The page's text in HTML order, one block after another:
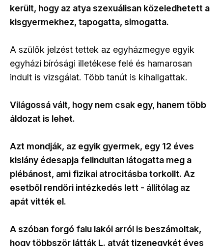
került, hogy az atya szexuálisan közeledhetett a
kisgyermekhez, tapogatta, simogatta.
A szülők jelzést tettek az egyházmegye egyik
egyházi bírósági illetékese felé és hamarosan
indult is vizsgálat. Több tanút is kihallgattak.
Világossá vált, hogy nem csak egy, hanem több
áldozat is lehet.
Azt mondják, az egyik gyermek, egy 12 éves
kislány édesapja felindultan látogatta meg a
plébánost, ami fizikai atrocitásba torkollt. Az
esetből rendőri intézkedés lett - állítólag az
apát vitték el.
A szóban forgó falu lakói arról is beszámoltak,
hogy többször látták L. atyát tizenegykét éves